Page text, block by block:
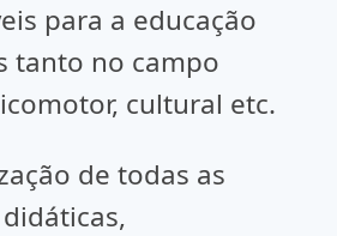
para a educação
tanto no campo
cultural etc.
de todas as